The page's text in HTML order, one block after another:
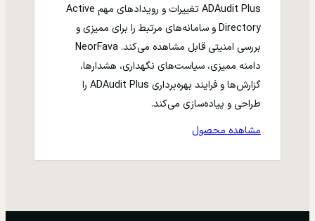
ADAudit Plus تغییرات و رویدادهای مهم Active
Directory و سامانه‌های مرتبط را برای ممیزی و
بررسی امنیتی قابل مشاهده می‌کند. NeorFava
دامنه ممیزی، سیاست‌های نگهداری، هشدارها،
گزارش‌ها و فرایند بهره‌برداری ADAudit Plus را
طراحی و پیاده‌سازی می‌کند.
مشاهده محصول